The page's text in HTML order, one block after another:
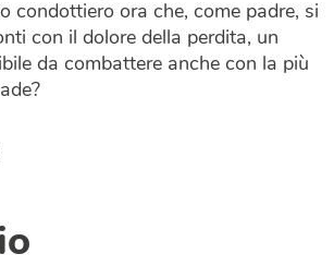
condottiero ora che, come padre, si
con il dolore della perdita, un
da combattere anche con la più